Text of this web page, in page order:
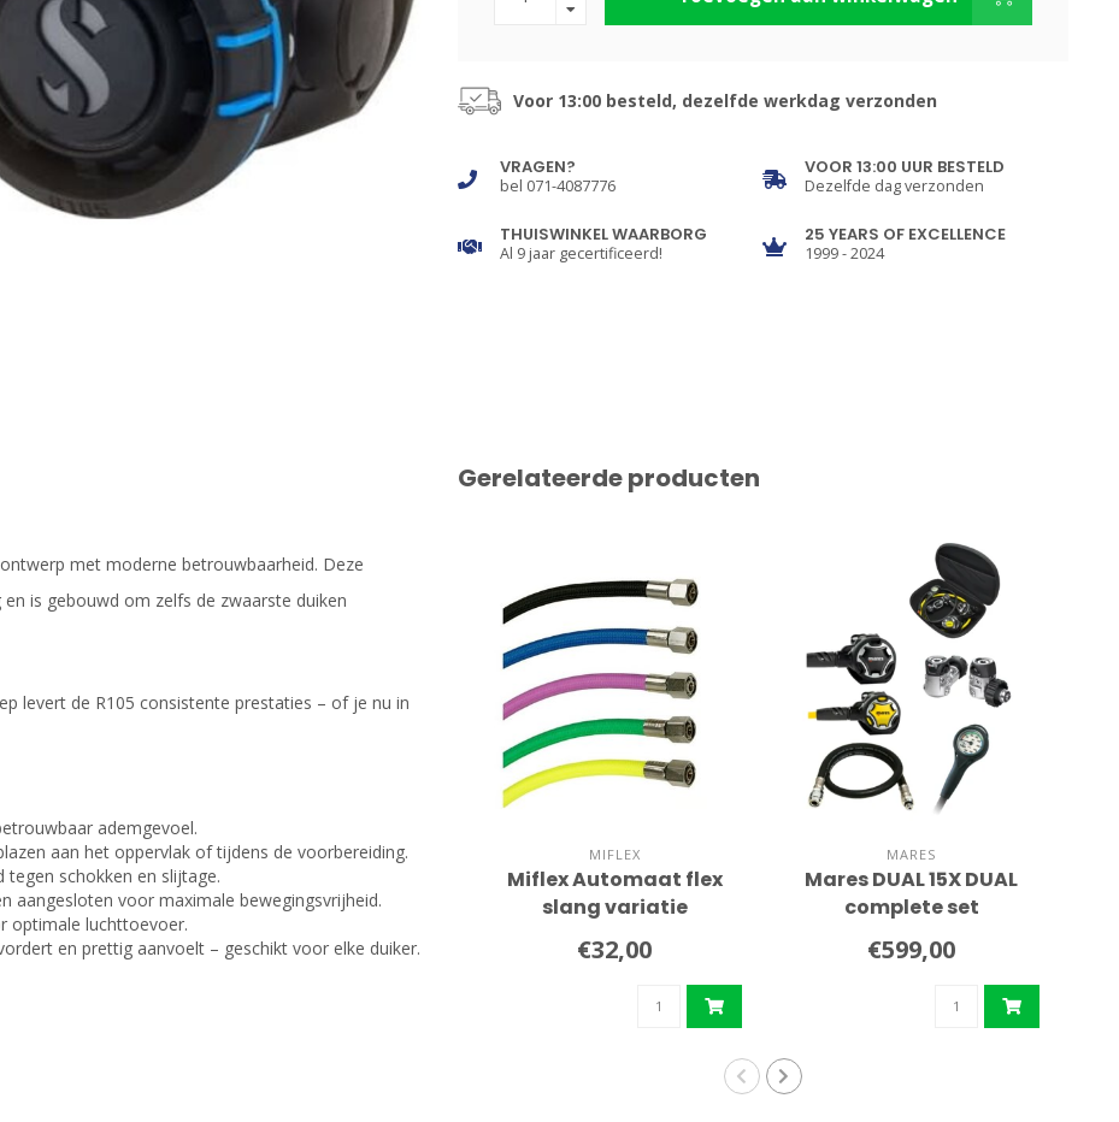
Voor 13:00 besteld, dezelfde werkdag verzonden
VRAGEN?
bel 071-4087776
VOOR 13:00 UUR BESTELD
Dezelfde dag verzonden
THUISWINKEL WAARBORG
Al 9 jaar gecertificeerd!
25 YEARS OF EXCELLENCE
1999 - 2024
met moderne betrouwbaarheid. Deze
is gebouwd om zelfs de zwaarste duiken
levert de R105 consistente prestaties – of je nu in
ademgevoel.
aan het oppervlak of tijdens de voorbereiding.
schokken en slijtage.
aangesloten voor maximale bewegingsvrijheid.
optimale luchttoevoer.
en prettig aanvoelt – geschikt voor elke duiker.
Gerelateerde producten
MIFLEX
Miflex Automaat flex
slang variatie
€32,00
MARES
Mares DUAL 15X DUAL
complete set
€599,00